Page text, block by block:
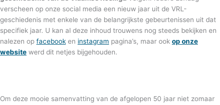
verscheen op onze social media een nieuw jaar uit de VRL-
geschiedenis met enkele van de belangrijkste gebeurtenissen uit dat
specifiek jaar. U kan al deze inhoud trouwens nog steeds bekijken en
nalezen op facebook en instagram pagina’s, maar ook op onze
website werd dit netjes bijgehouden.
Om deze mooie samenvatting van de afgelopen 50 jaar niet zomaar